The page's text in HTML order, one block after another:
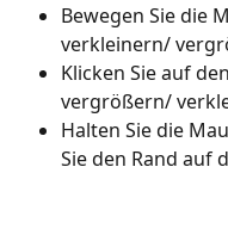
Bewegen Sie die
verkleinern/
Klicken Sie auf
vergrößern/
Halten Sie die
Sie den Rand auf